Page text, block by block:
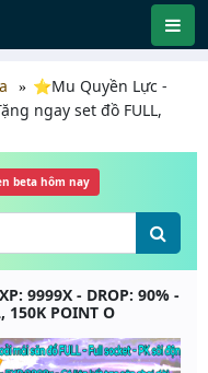
⭐️Mu Quyền Lực -
ngay set đồ FULL,
beta hôm nay
9999X - DROP: 90% -
150K POINT O